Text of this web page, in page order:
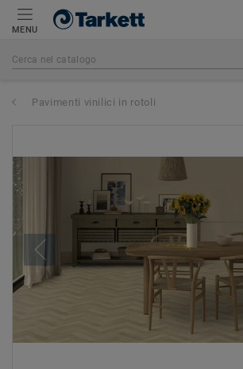
MENU
Pavimenti vinilici in rotoli